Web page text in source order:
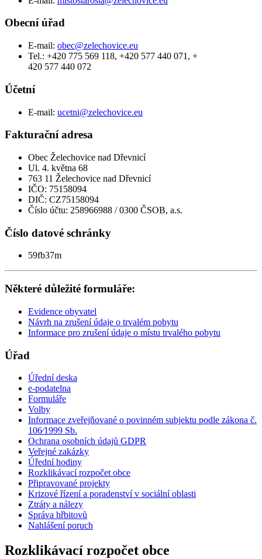
Obecní úřad
E-mail: obec@zelechovice.eu
Tel.: +420 775 569 118, +420 577 440 071, +
420 577 440 072
Účetní
E-mail: ucetni@zelechovice.eu
Fakturační adresa
Obec Želechovice nad Dřevnicí
Ul. 4. května 68
763 11 Želechovice nad Dřevnicí
IČO: 75158094
DIČ: CZ75158094
Číslo účtu: 258966988 / 0300 ČSOB, a.s.
Číslo datové schránky
59fb37m
Některé důležité formuláře:
Evidence obyvatel
Návrh na zrušení údaje o trvalém pobytu
Informace pro zrušení údaje o místu trvalého pobytu
Úřad
Úřední deska
e-podatelna
Formuláře
Volby
Informace zveřejňované o povinném subjektu podle zákona č.
106⁄1999 Sb.
Ochrana osobních údajů GDPR
Veřejné zakázky
Úřední hodiny
Rozklikávací rozpočet obce
Připravované projekty
Krizové řízení a poradenství v sociální oblasti
Ztráty a nálezy
Správa hřbitovů
Nahlášení poruch
Rozklikávací rozpočet obce